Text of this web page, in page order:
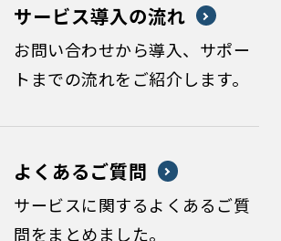
サービス導入の流れ
お問い合わせから導入、サポー
トまでの流れをご紹介します。
よくあるご質問
サービスに関するよくあるご質
問をまとめました。